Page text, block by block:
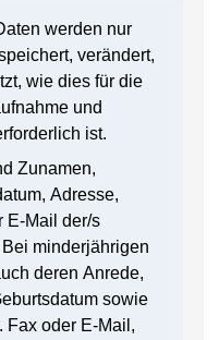
werden nur
verändert,
wie dies für die
und
ist.
Zunamen,
Adresse,
E-Mail der/s
minderjährigen
deren Anrede,
sowie
Fax oder E-Mail,